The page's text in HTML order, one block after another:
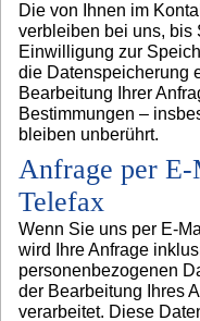
Die von Ihnen im
verbleiben bei uns, bis
Einwilligung zur
die Datenspeicherung
Bearbeitung Ihrer
Bestimmungen –
bleiben unberührt.
Anfrage per
Telefax
Wenn Sie uns per E-
wird Ihre Anfrage
personenbezogenen
der Bearbeitung Ihres
verarbeitet. Diese